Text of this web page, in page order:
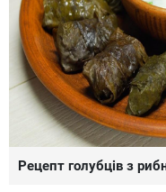
Рецепт голубців з